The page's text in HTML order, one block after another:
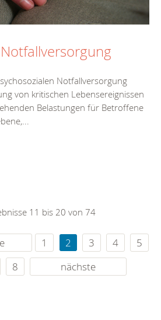
Notfallversorgung
von kritischen Lebensereignissen
Belastungen für Betroffene
11 bis 20 von 74
1 2 3 4
5
8 nächste